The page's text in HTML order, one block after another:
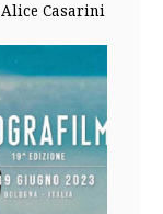
Alice Casarini